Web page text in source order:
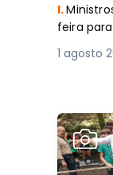
I.
feira
1 agosto